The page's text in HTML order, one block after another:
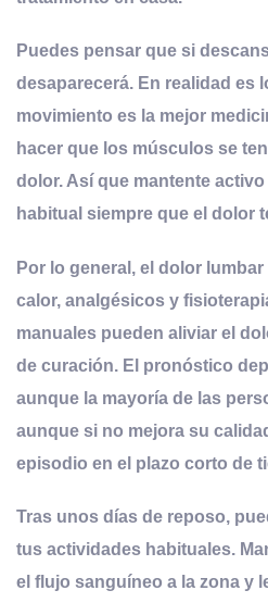
Puedes pensar que si
desaparecerá. En realidad es
movimiento es la mejor
hacer que los músculos se
dolor. Así que mantente
habitual siempre que el dolor
Por lo general, el dolor
calor, analgésicos y
manuales pueden aliviar el
de curación. El pronóstico
aunque la mayoría de las
aunque si no mejora su
episodio en el plazo corto de
Tras unos días de reposo,
tus actividades habituales.
el flujo sanguíneo a la zona y